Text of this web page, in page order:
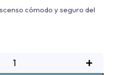
actual
cómodo y seguro del
+